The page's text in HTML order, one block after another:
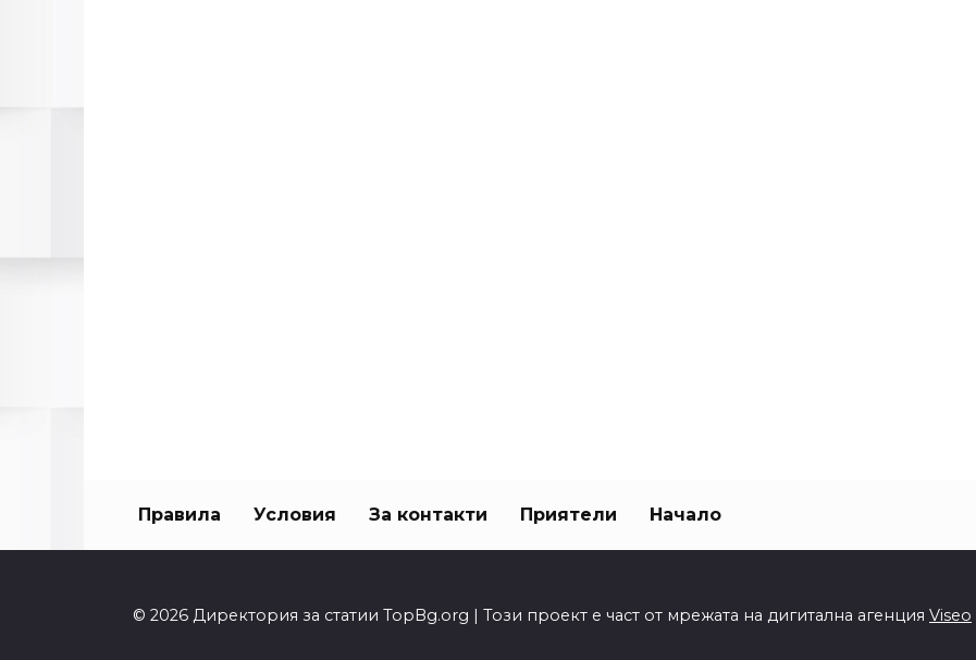
Правила Условия За контакти Приятели Начало
© 2026 Директория за статии TopBg.org | Този проект е част от мрежата на дигитална агенция Viseo